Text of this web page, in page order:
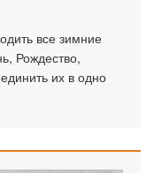
все зимние
Рождество,
их в одно